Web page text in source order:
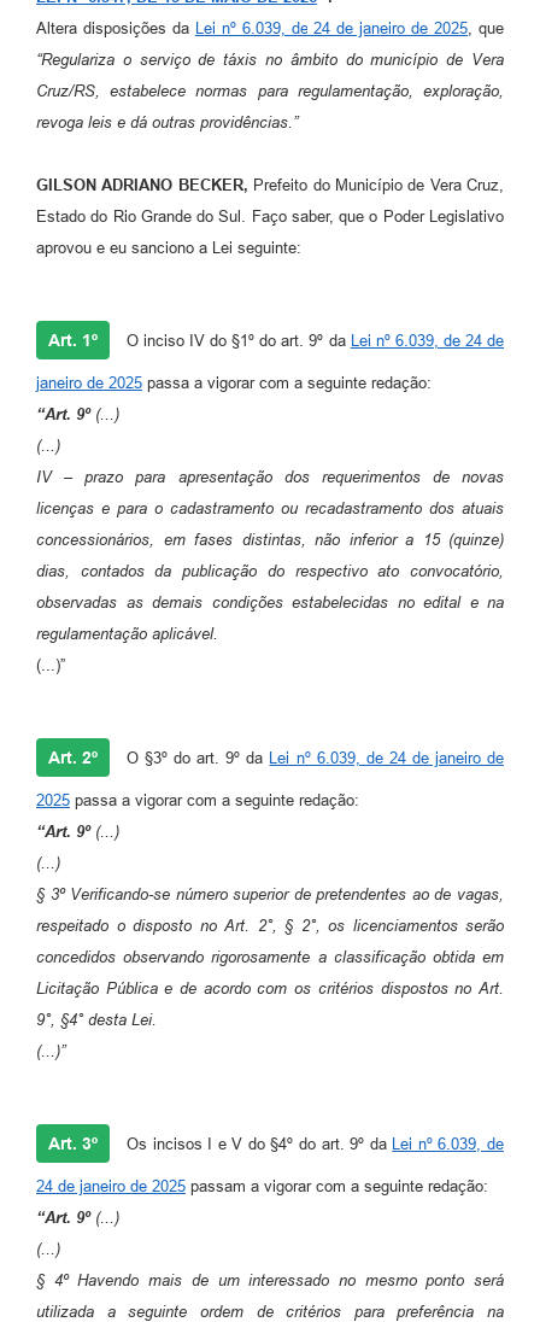
Altera disposições da
Lei nº 6.039, de 24 de janeiro de 2025 , que
“Regulariza o serviço de táxis no âmbito do município de Vera
Cruz/RS, estabelece normas para regulamentação, exploração,
revoga leis e dá outras providências.”
GILSON ADRIANO BECKER, Prefeito do Município de Vera Cruz,
Estado do Rio Grande do Sul. Faço saber, que o Poder Legislativo
aprovou e eu sanciono a Lei seguinte:
Art. 1º O inciso IV do §1º do art. 9º da Lei nº 6.039, de 24 de
janeiro de 2025 passa a vigorar com a seguinte redação:
“Art. 9º (...)
(...)
IV – prazo para apresentação dos requerimentos de novas
licenças e para o cadastramento ou recadastramento dos atuais
concessionários, em fases distintas, não inferior a 15 (quinze)
dias, contados da publicação do respectivo ato convocatório,
observadas as demais condições estabelecidas no edital e na
regulamentação aplicável.
(...)”
Art. 2º O §3º do art. 9º da Lei nº 6.039, de 24 de janeiro de
2025 passa a vigorar com a seguinte redação:
“Art. 9º (...)
(...)
§ 3º Verificando-se número superior de pretendentes ao de vagas,
respeitado o disposto no Art. 2°, § 2°, os licenciamentos serão
concedidos observando rigorosamente a classificação obtida em
Licitação Pública e de acordo com os critérios dispostos no Art.
9°, §4° desta Lei.
(...)”
Art. 3º Os incisos I e V do §4º do art. 9º da Lei nº 6.039, de
24 de janeiro de 2025 passam a vigorar com a seguinte redação:
“Art. 9º (...)
(...)
§ 4º Havendo mais de um interessado no mesmo ponto será
utilizada a seguinte ordem de critérios para preferência na